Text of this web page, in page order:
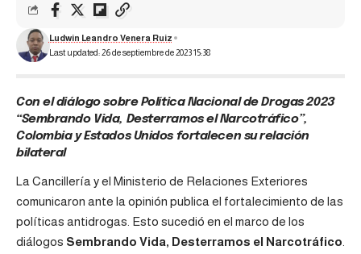
Last updated: 26 de septiembre de 2023 15:38
Ludwin Leandro Venera Ruiz
Con el diálogo sobre Política Nacional de Drogas 2023
“Sembrando Vida, Desterramos el Narcotráfico”,
Colombia y Estados Unidos fortalecen su relación
bilateral
LaCancilleríay el Ministerio de Relaciones Exteriores
comunicaron ante la opinión publica el fortalecimiento de las
políticas antidrogas. Esto sucedió en el marco de los
diálogos Sembrando Vida, Desterramos el Narcotráfico.